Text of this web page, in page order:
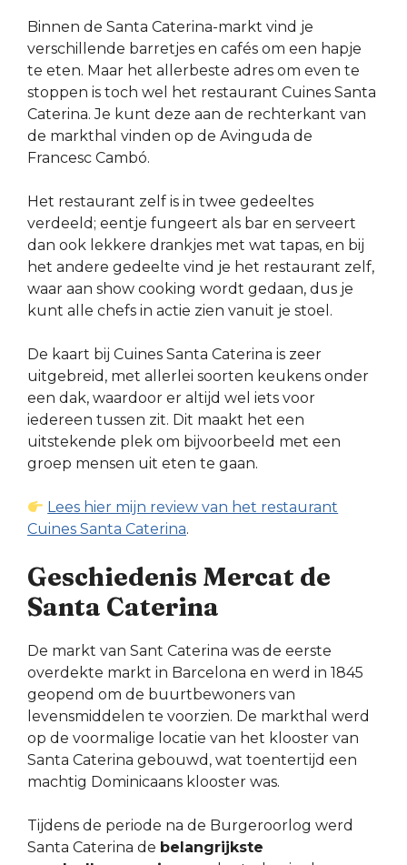
Binnen de Santa Caterina-markt vind je
verschillende barretjes en cafés om een hapje
te eten. Maar het allerbeste adres om even te
stoppen is toch wel het restaurant Cuines Santa
Caterina. Je kunt deze aan de rechterkant van
de markthal vinden op de Avinguda de
Francesc Cambó.
Het restaurant zelf is in twee gedeeltes
verdeeld; eentje fungeert als bar en serveert
dan ook lekkere drankjes met wat tapas, en bij
het andere gedeelte vind je het restaurant zelf,
waar aan show cooking wordt gedaan, dus je
kunt alle chefs in actie zien vanuit je stoel.
De kaart bij Cuines Santa Caterina is zeer
uitgebreid, met allerlei soorten keukens onder
een dak, waardoor er altijd wel iets voor
iedereen tussen zit. Dit maakt het een
uitstekende plek om bijvoorbeeld met een
groep mensen uit eten te gaan.
Lees hier mijn review van het restaurant
Cuines Santa Caterina.
Geschiedenis Mercat de
Santa Caterina
De markt van Sant Caterina was de eerste
overdekte markt in Barcelona en werd in 1845
geopend om de buurtbewoners van
levensmiddelen te voorzien. De markthal werd
op de voormalige locatie van het klooster van
Santa Caterina gebouwd, wat toentertijd een
machtig Dominicaans klooster was.
Tijdens de periode na de Burgeroorlog werd
Santa Caterina de belangrijkste